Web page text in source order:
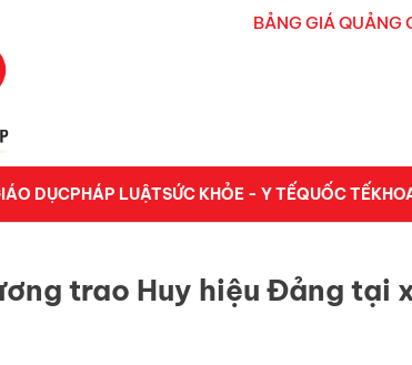
BẢNG GIÁ QUẢNG
DỤCPHÁP LUẬTSỨC KHỎE - Y TẾQUỐC TẾ
trao Huy hiệu Đảng tại